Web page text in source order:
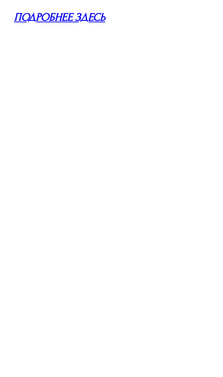
ПОДРОБНЕЕ ЗДЕСЬ